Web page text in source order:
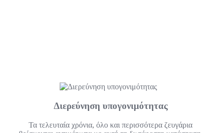
Διερεύνηση υπογονιμότητας
Τα τελευταία χρόνια, όλο και περισσότερα ζευγάρια